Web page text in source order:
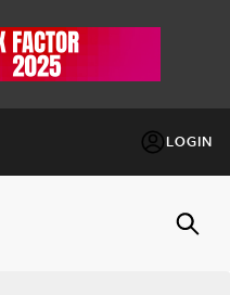
LOGIN
FACTOR